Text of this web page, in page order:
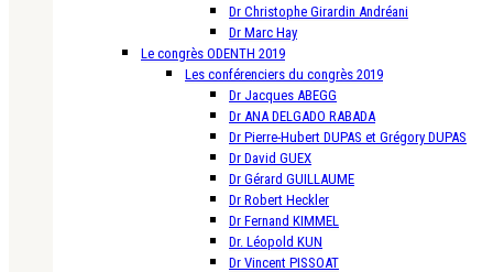
Dr Christophe Girardin Andréani
Dr Marc Hay
Le congrès ODENTH 2019
Les conférenciers du congrès 2019
Dr Jacques ABEGG
Dr ANA DELGADO RABADA
Dr Pierre-Hubert DUPAS et Grégory DUPAS
Dr David GUEX
Dr Gérard GUILLAUME
Dr Robert Heckler
Dr Fernand KIMMEL
Dr. Léopold KUN
Dr Vincent PISSOAT